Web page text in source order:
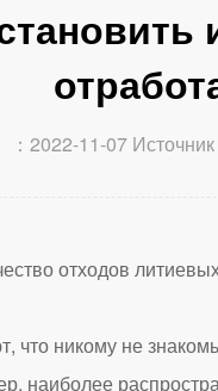
：2022-11-07 Источник
отходов
никому не
наиболее